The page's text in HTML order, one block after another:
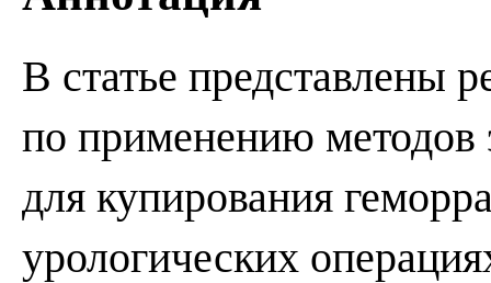
В статье представлены
по применению методов
для купирования
урологических